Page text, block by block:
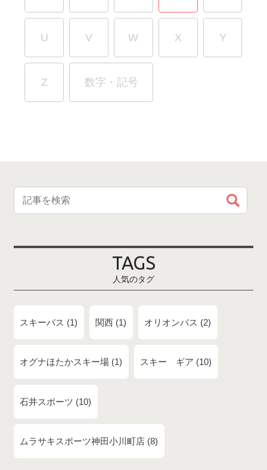
U V W X Y
Z 数字・記号
TAGS
人気のタグ
スキーバス 1 関西 1 オリオンバス 2
オグナほたかスキー場 1 スキー ギア 10
石井スポーツ 10
ムラサキスポーツ神田小川町店 8